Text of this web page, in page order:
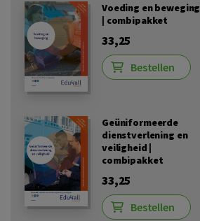
Voeding en beweging
| combipakket
33,25
Bestellen
Geüniformeerde
dienstverlening en
veiligheid |
combipakket
33,25
Bestellen